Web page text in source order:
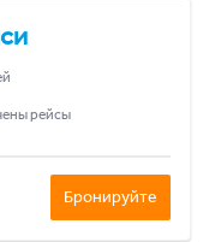
рейсы
Бронируйте